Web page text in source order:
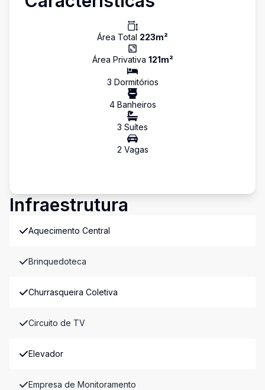
Área Total 223m²
Área Privativa 121m²
3 Dormitórios
4Banheiros
3 Suítes
2 Vagas
Infraestrutura
Aquecimento Central
Brinquedoteca
Churrasqueira Coletiva
Circuito de TV
Elevador
Empresa de Monitoramento